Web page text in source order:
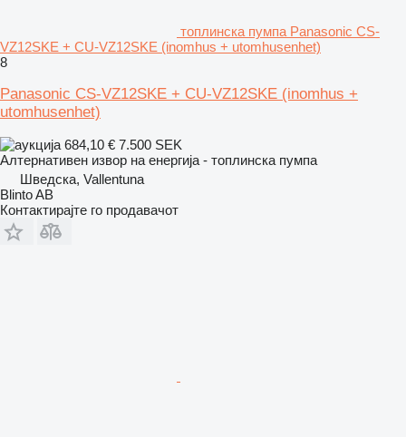
топлинска пумпа Panasonic CS-
VZ12SKE + CU-VZ12SKE (inomhus + utomhusenhet)
8
Panasonic CS-VZ12SKE + CU-VZ12SKE (inomhus +
utomhusenhet)
684,10 € 7.500 SEK
Алтернативен извор на енергија - топлинска пумпа
Шведска, Vallentuna
Blinto AB
Контактирајте го продавачот